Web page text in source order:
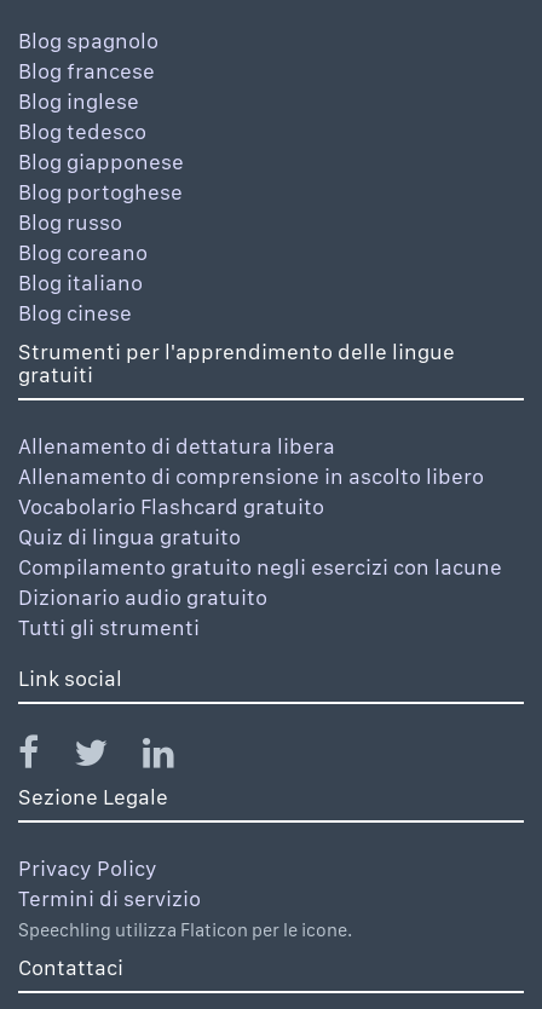
Blog spagnolo
Blog francese
Blog inglese
Blog tedesco
Blog giapponese
Blog portoghese
Blog russo
Blog coreano
Blog italiano
Blog cinese
Strumenti per l'apprendimento delle lingue
gratuiti
Allenamento di dettatura libera
Allenamento di comprensione in ascolto libero
Vocabolario Flashcard gratuito
Quiz di lingua gratuito
Compilamento gratuito negli esercizi con lacune
Dizionario audio gratuito
Tutti gli strumenti
Link social
Sezione Legale
Privacy Policy
Termini di servizio
Speechling utilizza Flaticon per le icone.
Contattaci